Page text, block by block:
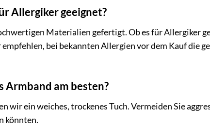
Allergiker geeignet?
Materialien gefertigt. Ob es für Allergiker
bei bekannten Allergien vor dem Kauf die
Armband am besten?
wir ein weiches, trockenes Tuch. Vermeiden Sie
könnten.